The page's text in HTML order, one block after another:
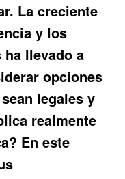
La creciente
y los
llevado a
opciones
legales y
realmente
En este